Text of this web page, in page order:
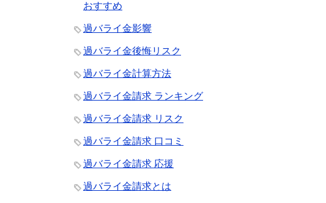
おすすめ
過バライ金影響
過バライ金後悔リスク
過バライ金計算方法
過バライ金請求 ランキング
過バライ金請求 リスク
過バライ金請求 口コミ
過バライ金請求 応援
過バライ金請求とは